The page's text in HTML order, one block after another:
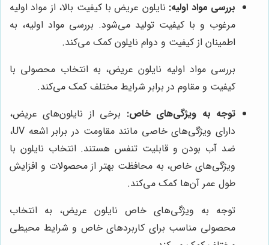
بررسی مواد اولیه: نایلون عریض با کیفیت بالا، از مواد اولیه
مرغوب و با کیفیت تولید می‌شود. بررسی مواد اولیه، به
اطمینان از کیفیت و دوام نایلون کمک می‌کند.
بررسی مواد اولیه نایلون عریض، به انتخاب محصولی با
کیفیت و مقاوم در برابر شرایط مختلف کمک می‌کند.
توجه به ویژگی‌های خاص: برخی از نایلون‌های عریض،
دارای ویژگی‌های خاصی مانند مقاومت در برابر اشعه UV،
ضد آب بودن و قابلیت تنفس هستند. انتخاب نایلون با
ویژگی‌های خاص، به محافظت بهتر از محصولات و افزایش
طول عمر آن‌ها کمک می‌کند.
توجه به ویژگی‌های خاص نایلون عریض، به انتخاب
محصولی مناسب برای کاربردهای خاص و شرایط محیطی